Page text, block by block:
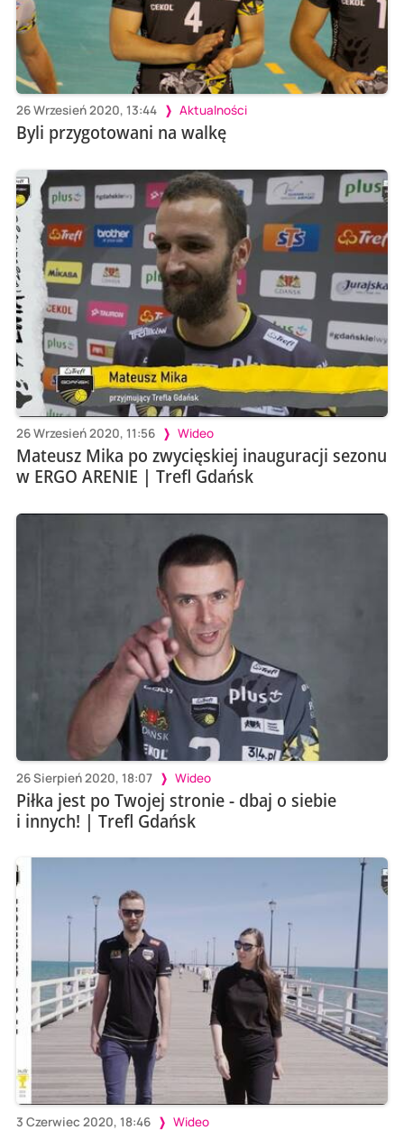
26 Wrzesień 2020, 13:44 Aktualności
Byli przygotowani na walkę
26 Wrzesień 2020, 11:56 Wideo
Mateusz Mika po zwycięskiej inauguracji sezonu
w ERGO ARENIE | Trefl Gdańsk
26 Sierpień 2020, 18:07 Wideo
Piłka jest po Twojej stronie - dbaj o siebie
i innych! | Trefl Gdańsk
3 Czerwiec 2020, 18:46 Wideo